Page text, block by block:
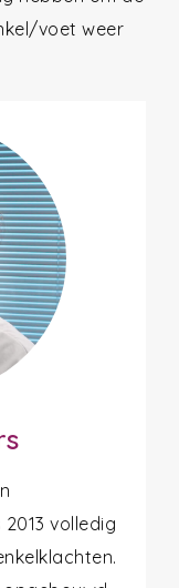
voet weer
volledig